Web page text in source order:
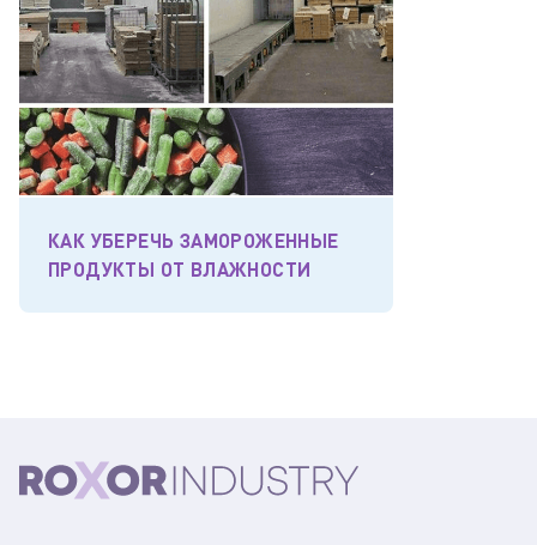
КАК УБЕРЕЧЬ ЗАМОРОЖЕННЫЕ
ПРОДУКТЫ ОТ ВЛАЖНОСТИ